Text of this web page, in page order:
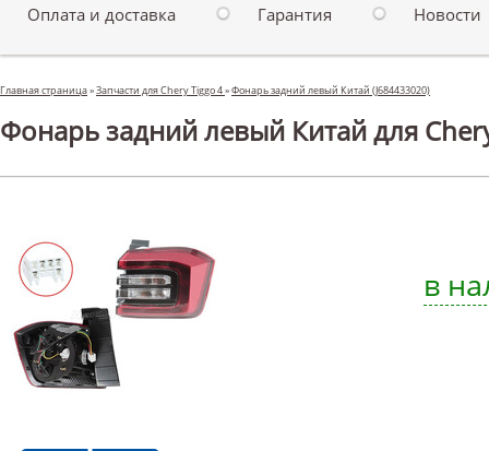
Оплата и доставка Гарантия Новости
Главная страница»Запчасти для Chery Tiggo 4»Фонарь задний левый Китай (J684433020)
Фонарь задний левый Китай для
в